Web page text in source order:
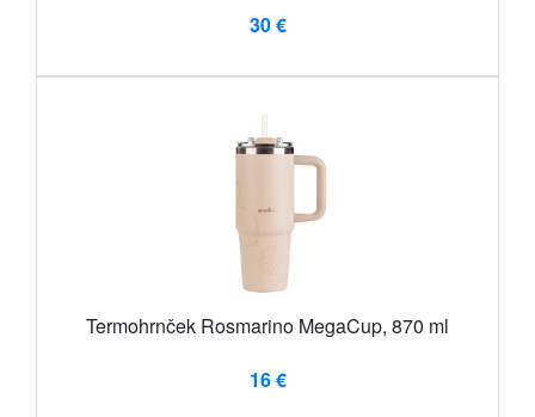
30 €
Termohrnček Rosmarino MegaCup, 870 ml
16 €